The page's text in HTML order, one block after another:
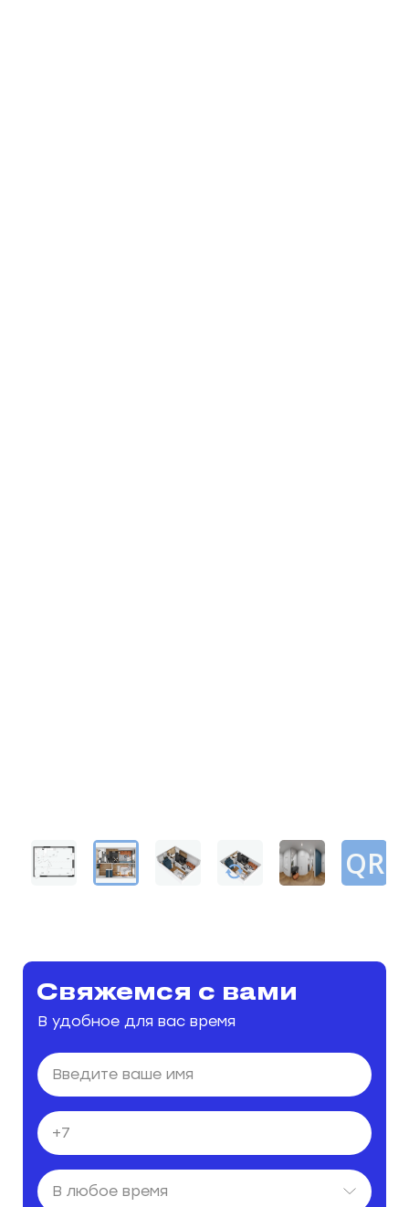
Свяжемся с вами
В удобное для вас время
В любое время